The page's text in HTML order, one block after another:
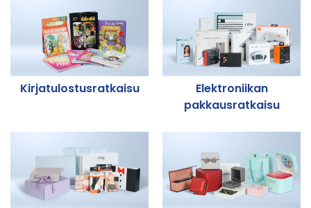
Kirjatulostusratkaisu
Elektroniikan
pakkausratkaisu